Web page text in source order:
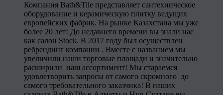
Компания Bath&Tile представляет сантехническое
оборудование и керамическую плитку ведущих
европейских фабрик. На рынке Казахстана мы уже
более 20 лет! До недавнего времени вы знали нас
как салон Stock. В 2017 году был осуществлен
ребрендинг компании . Вместе с названием мы
увеличили наши торговые площади и значительно
расширили наш ассортимент! Мы стараемся
удовлетворить запросы от самого скромного до
самого требовательного заказчика! В наших